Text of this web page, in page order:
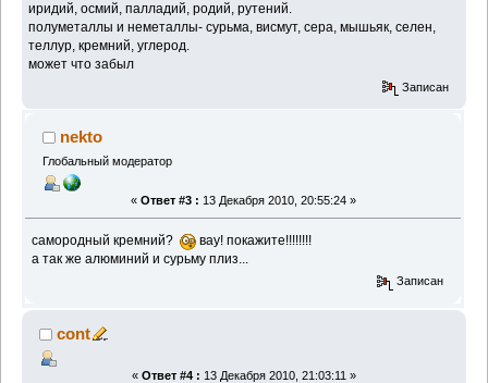
иридий, осмий, палладий, родий, рутений.
полуметаллы и неметаллы- сурьма, висмут, сера, мышьяк, селен,
теллур, кремний, углерод.
может что забыл
Записан
nekto
Глобальный модератор
« Ответ #3 : 13 Декабря 2010, 20:55:24 »
самородный кремний?
вау! покажите!!!!!!!!
а так же алюминий и сурьму плиз...
Записан
cont
« Ответ #4 : 13 Декабря 2010, 21:03:11 »